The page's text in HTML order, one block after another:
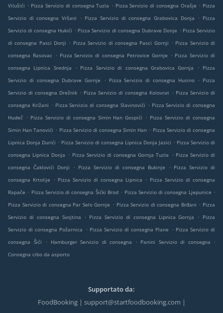
Vilušići . Pizza Servizio di consegna Tuzla . Pizza Servizio di consegna Orašje . Pizza
Servizio di consegna Vršani
. Pizza Servizio di consegna Grabovica Donja . Pizza
Servizio di consegna Hukići . Pizza Servizio di consegna Dubrave Donje . Pizza Servizio
di consegna Pasci Donji . Pizza Servizio di consegna Pasci Gornji . Pizza Servizio di
consegna Rasovac . Pizza Servizio di consegna Petrovice Gornje . Pizza Servizio di
consegna Lipnica Srednja
. Pizza Servizio di consegna Grabovica Gornja . Pizza
Servizio di consegna Dubrave Gornje
. Pizza Servizio di consegna Husino . Pizza
Servizio di consegna Drežnik . Pizza Servizio di consegna Kolovrat . Pizza Servizio di
consegna Križani . Pizza Servizio di consegna Slavinovići . Pizza Servizio di consegna
Hudeč . Pizza Servizio di consegna Simin Han Gospići . Pizza Servizio di consegna
Simin Han Tanovići . Pizza Servizio di consegna Simin Han . Pizza Servizio di consegna
Lipnica Donja Durići . Pizza Servizio di consegna Lipnica Donja Jasici . Pizza Servizio di
consegna Lipnica Donja . Pizza Servizio di consegna Gornja Tuzla . Pizza Servizio di
consegna Čaklovići Donji
. Pizza Servizio di consegna Bukinje . Pizza Servizio di
consegna Krtolije
. Pizza Servizio di consegna Lipnica . Pizza Servizio di consegna
Rapače . Pizza Servizio di consegna Šićki Brod . Pizza Servizio di consegna Ljepunice .
Pizza Servizio di consegna Par Selo Gornje . Pizza Servizio di consegna Brđani . Pizza
Servizio di consegna Svojtina
. Pizza Servizio di consegna Lipnica Gornja . Pizza
Servizio di consegna Požarnica
. Pizza Servizio di consegna Plane . Pizza Servizio di
consegna Šići
. Hamburger Servizio di consegna . Panini Servizio di consegna
.
Consegna cibo da asporto
Supportato da:
FoodBooking | support@startfoodbooking.com |